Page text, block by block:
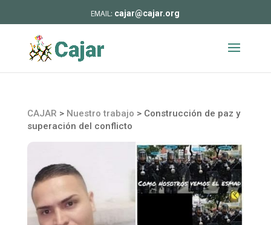
cajar@cajar.org
CAJAR > Nuestro trabajo > Construcción de paz y
superación del conflicto